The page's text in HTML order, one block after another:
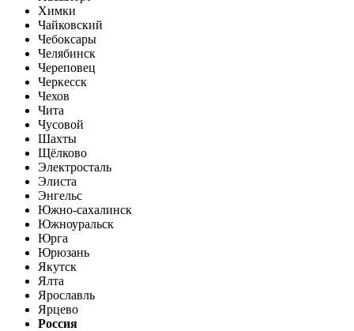
Химки
Чайковский
Чебоксары
Челябинск
Череповец
Черкесск
Чехов
Чита
Чусовой
Шахты
Щёлково
Электросталь
Элиста
Энгельс
Южно-сахалинск
Южноуральск
Юрга
Юрюзань
Якутск
Ялта
Ярославль
Ярцево
Россия